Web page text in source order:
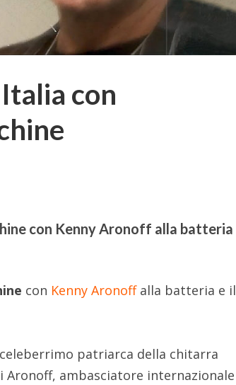
con
con Kenny Aronoff alla batteria
con Kenny Aronoffalla batteria e il
patriarca della chitarra
Aronoff, ambasciatore internazionale